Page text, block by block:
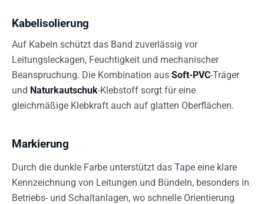
Kabelisolierung
Auf Kabeln schützt das Band zuverlässig vor
Leitungsleckagen, Feuchtigkeit und mechanischer
Beanspruchung. Die Kombination aus Soft-PVC-Träger
und Naturkautschuk-Klebstoff sorgt für eine
gleichmäßige Klebkraft auch auf glatten Oberflächen.
Markierung
Durch die dunkle Farbe unterstützt das Tape eine klare
Kennzeichnung von Leitungen und Bündeln, besonders in
Betriebs- und Schaltanlagen, wo schnelle Orientierung